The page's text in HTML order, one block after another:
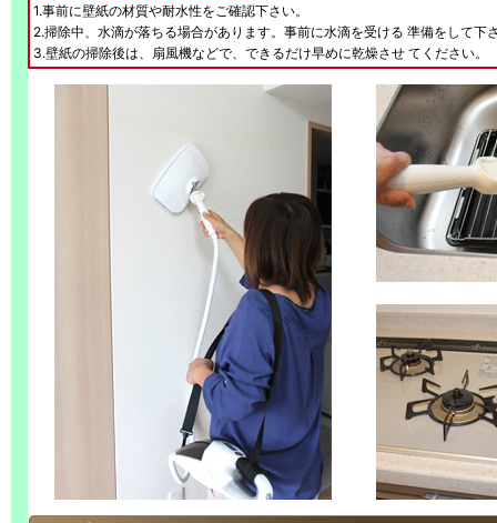
1.事前に壁紙の材質や耐水性をご確認下さい。
2.掃除中、水滴が落ちる場合があります。事前に水滴を受ける 準備をして下
3.壁紙の掃除後は、扇風機などで、できるだけ早めに乾燥させ てください。